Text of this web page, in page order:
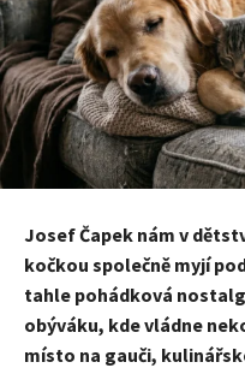
Josef Čapek nám v
kočkou společně myjí
tahle pohádková
obýváku, kde vládne
místo na gauči,